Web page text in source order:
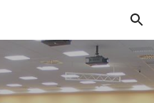
Skip to navigation